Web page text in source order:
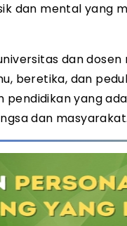
dan mental yang
dan
beretika, dan
pendidikan yang
dan masyarakat.